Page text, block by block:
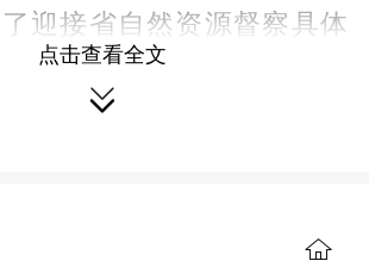
迎接省自然资源督察具体
点击查看全文
